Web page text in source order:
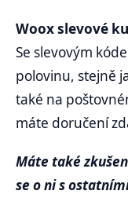
Woox slevové
Se slevovým
polovinu, stejně
také na
máte doručení
Máte také
se o ni s